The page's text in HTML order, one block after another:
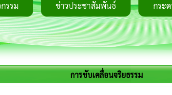
รรม ข่าวประชาสัมพันธ์ กระ
การขับเคลื่อนจริยธรรม